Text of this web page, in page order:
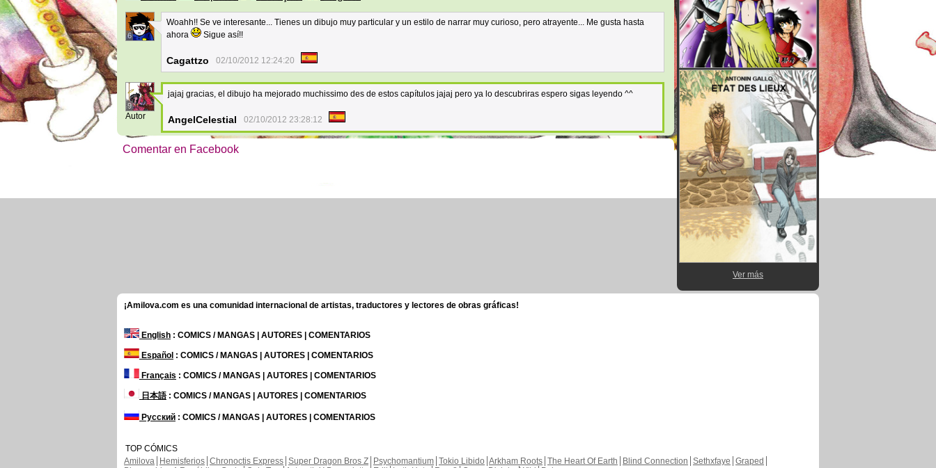
6
Woahh!! Se ve interesante... Tienes un dibujo muy particular y un estilo de narrar muy curioso, pero atrayente... Me gusta hasta
ahora
Sigue así!!
Cagattzo 02/10/2012 12:24:20
9
Autor
jajaj gracias, el dibujo ha mejorado muchissimo des de estos capítulos jajaj pero ya lo descubriras espero sigas leyendo ^^
AngelCelestial 02/10/2012 23:28:12
Comentar en Facebook
Ver más
¡Amilova.com es una comunidad internacional de artistas, traductores y lectores de obras gráficas!
English : COMICS / MANGAS | AUTORES | COMENTARIOS
Español : COMICS / MANGAS | AUTORES | COMENTARIOS
Français : COMICS / MANGAS | AUTORES | COMENTARIOS
日本語: COMICS / MANGAS | AUTORES | COMENTARIOS
Русский : COMICS / MANGAS | AUTORES | COMENTARIOS
TOP CÓMICS
Amilova
Hemisferios Chronoctis Express Super Dragon Bros Z Psychomantium Tokio Libido Arkham Roots The Heart Of Earth Blind Connection Sethxfaye Graped